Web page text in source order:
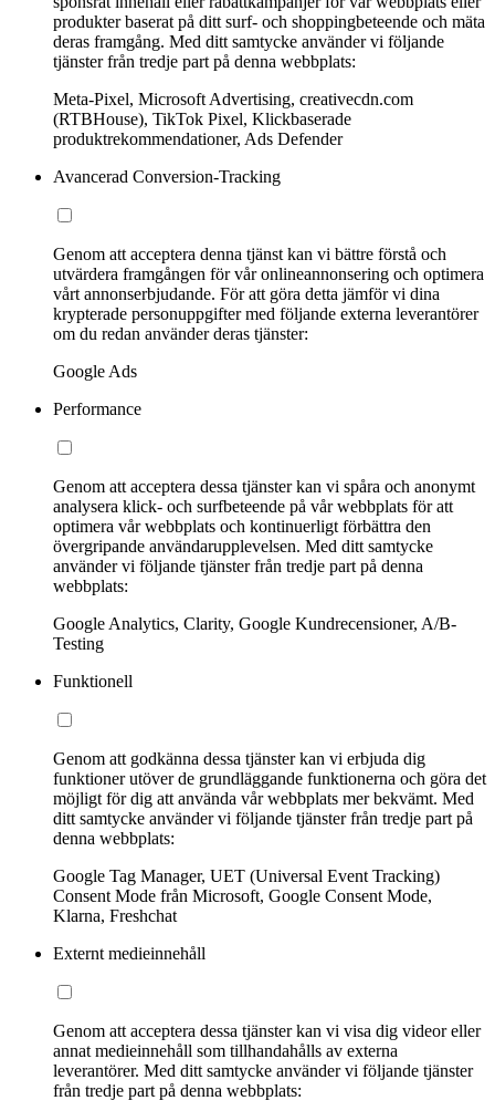
produkter baserat på ditt surf- och shoppingbeteende och mäta
deras framgång. Med ditt samtycke använder vi följande
tjänster från tredje part på denna webbplats:
Meta-Pixel, Microsoft Advertising, creativecdn.com
(RTBHouse), TikTok Pixel, Klickbaserade
produktrekommendationer, Ads Defender
Avancerad Conversion-Tracking
Genom att acceptera denna tjänst kan vi bättre förstå och
utvärdera framgången för vår onlineannonsering och optimera
vårt annonserbjudande. För att göra detta jämför vi dina
krypterade personuppgifter med följande externa leverantörer
om du redan använder deras tjänster:
Google Ads
Performance
Genom att acceptera dessa tjänster kan vi spåra och anonymt
analysera klick- och surfbeteende på vår webbplats för att
optimera vår webbplats och kontinuerligt förbättra den
övergripande användarupplevelsen. Med ditt samtycke
använder vi följande tjänster från tredje part på denna
webbplats:
Google Analytics, Clarity, Google Kundrecensioner, A/B-
Testing
Funktionell
Genom att godkänna dessa tjänster kan vi erbjuda dig
funktioner utöver de grundläggande funktionerna och göra det
möjligt för dig att använda vår webbplats mer bekvämt. Med
ditt samtycke använder vi följande tjänster från tredje part på
denna webbplats:
Google Tag Manager, UET (Universal Event Tracking)
Consent Mode från Microsoft, Google Consent Mode,
Klarna, Freshchat
Externt medieinnehåll
Genom att acceptera dessa tjänster kan vi visa dig videor eller
annat medieinnehåll som tillhandahålls av externa
leverantörer. Med ditt samtycke använder vi följande tjänster
från tredje part på denna webbplats: